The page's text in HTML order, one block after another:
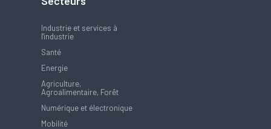
Industrie et services à
l'industrie
Santé
Energie
Agriculture,
Agroalimentaire, Forêt
Numérique et électronique
Mobilité